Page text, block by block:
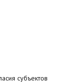
субъектов